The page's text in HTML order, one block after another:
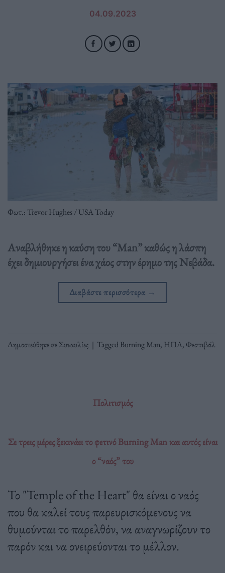
04.09.2023
Φωτ.: Trevor Hughes / USA Today
Αναβλήθηκε η καύση του “Man” καθώς η λάσπη
έχει δημιουργήσει ένα χάος στην έρημο της Νεβάδα.
Διαβάστε περισσότερα →
Δημοσιεύθηκε σεΣυναυλίες | TaggedBurning Man, ΗΠΑ, Φεστιβάλ
Πολιτισμός
Σε τρεις μέρες ξεκινάει το φετινό Burning Man και αυτός είναι
ο “ναός” του
Το "Temple of the Heart" θα είναι ο ναός
που θα καλεί τους παρευρισκόμενους να
θυμούνται το παρελθόν, να αναγνωρίζουν το
παρόν και να ονειρεύονται το μέλλον.